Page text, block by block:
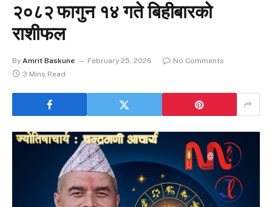
२०८२ फागुन १४ गते बिहीबारको
राशीफल
By Amrit Baskune February 25, 2026
No Comments
3 Mins Read